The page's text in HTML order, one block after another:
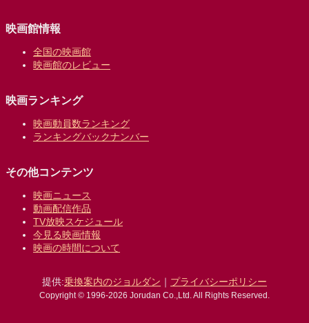
映画館情報
全国の映画館
映画館のレビュー
映画ランキング
映画動員数ランキング
ランキングバックナンバー
その他コンテンツ
映画ニュース
動画配信作品
TV放映スケジュール
今見る映画情報
映画の時間について
提供:乗換案内のジョルダン ｜ プライバシーポリシー
Copyright © 1996-2026 Jorudan Co.,Ltd. All Rights Reserved.